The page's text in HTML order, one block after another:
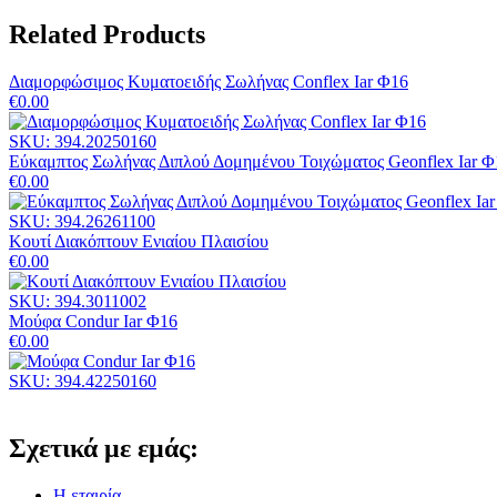
Related Products
Διαμορφώσιμος Κυματοειδής Σωλήνας Conflex Iar Φ16
€0.00
SKU: 394.20250160
Εύκαμπτος Σωλήνας Διπλού Δομημένου Τοιχώματος Geonflex Iar
€0.00
SKU: 394.26261100
Κουτί Διακόπτουν Ενιαίου Πλαισίου
€0.00
SKU: 394.3011002
Μούφα Condur Iar Φ16
€0.00
SKU: 394.42250160
Σχετικά με εμάς: